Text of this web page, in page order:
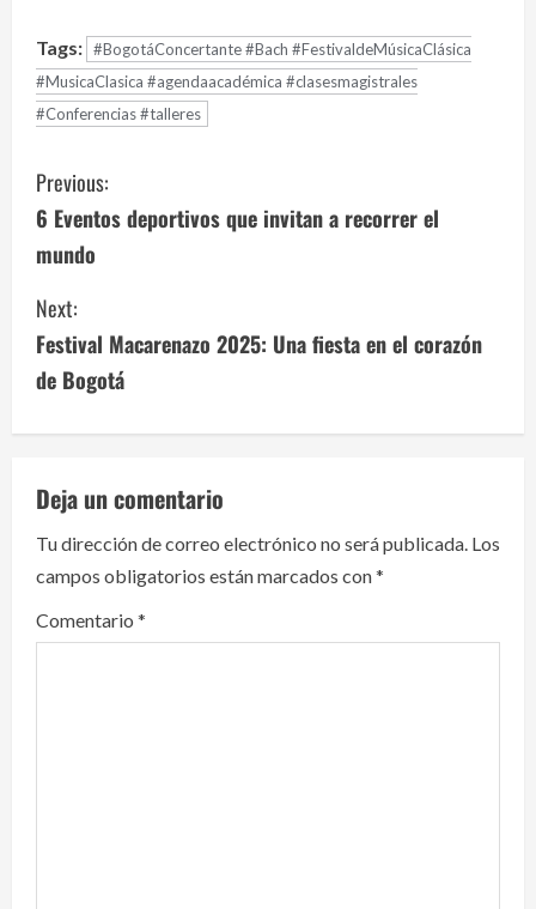
Tags: #BogotáConcertante #Bach #FestivaldeMúsicaClásica
#MusicaClasica #agendaacadémica #clasesmagistrales
#Conferencias #talleres
C
o
n
t
i
n
e
R
e
Previous:
6 Eventos deportivos que invitan a recorrer el
mundo
Next:
Festival Macarenazo 2025: Una fiesta en el corazón
de Bogotá
Deja un comentario
Tu dirección de correo electrónico no será publicada. Los
campos obligatorios están marcados con*
Comentario *